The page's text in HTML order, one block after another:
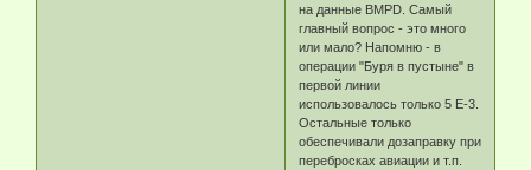
на данные BMPD. Самый
главный вопрос - это много
или мало? Напомню - в
операции "Буря в пустыне" в
первой линии
использовалось только 5 Е-3.
Остальные только
обеспечивали дозаправку при
перебросках авиации и т.п.